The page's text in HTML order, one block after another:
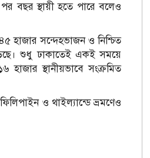
বছর স্থায়ী হতে পারে বলেও
হাজার সন্দেহভাজন ও নিশ্চিত
শুধু ঢাকাতেই একই সময়ে
হাজার স্থানীয়ভাবে সংক্রমিত
ও থাইল্যান্ডে ভ্রমণেও